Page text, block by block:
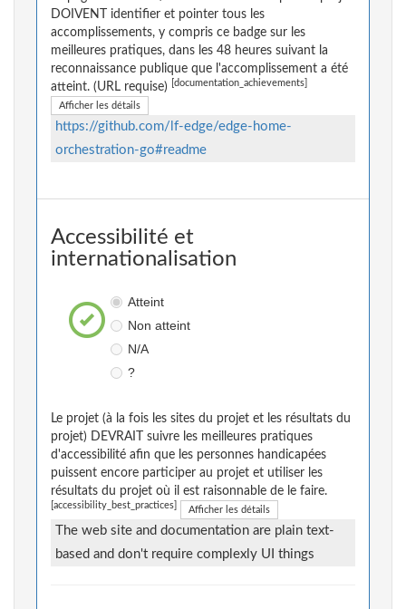
DOIVENT identifier et pointer tous les
accomplissements, y compris ce badge sur les
meilleures pratiques, dans les 48 heures suivant la
reconnaissance publique que l'accomplissement a été
atteint. (URL requise)
[documentation_achievements]
Afficher les détails
https://github.com/lf-edge/edge-home-
orchestration-go#readme
Accessibilité et
internationalisation
Atteint
Non atteint
N/A
?
Le projet (à la fois les sites du projet et les résultats du
projet) DEVRAIT suivre les meilleures pratiques
d'accessibilité afin que les personnes handicapées
puissent encore participer au projet et utiliser les
résultats du projet où il est raisonnable de le faire.
[accessibility_best_practices] Afficher les détails
The web site and documentation are plain text-
based and don't require complexly UI things